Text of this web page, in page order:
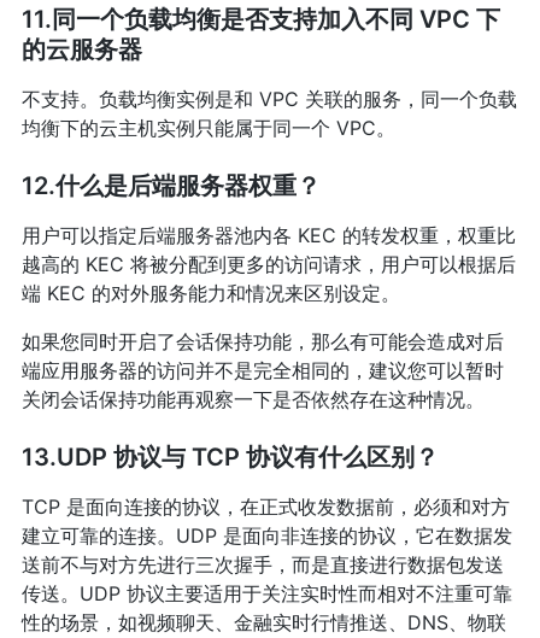
11.同一个负载均衡是否支持加入不同 VPC 下
的云服务器
不支持。负载均衡实例是和 VPC 关联的服务，同一个负载
均衡下的云主机实例只能属于同一个 VPC。
12.什么是后端服务器权重？
用户可以指定后端服务器池内各 KEC 的转发权重，权重比
越高的 KEC 将被分配到更多的访问请求，用户可以根据后
端 KEC 的对外服务能力和情况来区别设定。
如果您同时开启了会话保持功能，那么有可能会造成对后
端应用服务器的访问并不是完全相同的，建议您可以暂时
关闭会话保持功能再观察一下是否依然存在这种情况。
13.UDP 协议与 TCP 协议有什么区别？
TCP 是面向连接的协议，在正式收发数据前，必须和对方
建立可靠的连接。UDP 是面向非连接的协议，它在数据发
送前不与对方先进行三次握手，而是直接进行数据包发送
传送。UDP 协议主要适用于关注实时性而相对不注重可靠
性的场景，如视频聊天、金融实时行情推送、DNS、物联